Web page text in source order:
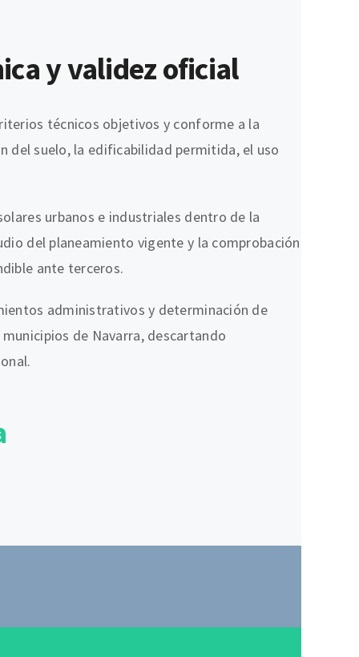
y validez oficial
técnicos objetivos y conforme a la
del suelo, la edificabilidad permitida, el uso
urbanos e industriales dentro de la
del planeamiento vigente y la comprobación
ante terceros.
administrativos y determinación de
de Navarra, descartando